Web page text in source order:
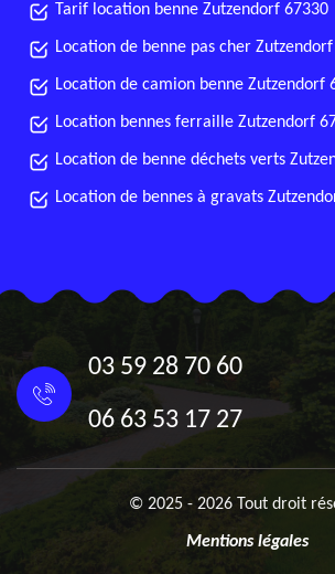
Tarif location benne Zutzendorf 67330
Location de benne pas cher
Location de camion benne Zutzendorf
Location bennes ferraille Zutzendorf
Location de benne déchets verts
Location de bennes à gravats
03 59 28 70 60
06 63 53 17 27
© 2025 - 2026 Tout droit
Mentions légales